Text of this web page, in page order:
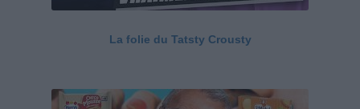
La folie du Tatsty Crousty